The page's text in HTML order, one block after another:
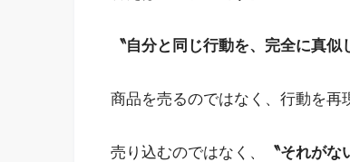
〝自分と同じ行動を、完全に真似
商品を売るのではなく、行動を再
売り込むのではなく、 〝それが